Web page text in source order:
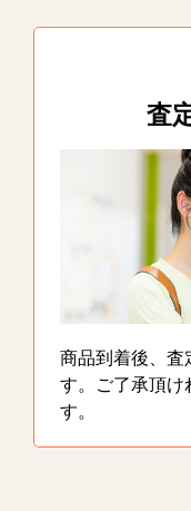
査
商品到着後、査
す。ご了承頂け
す。